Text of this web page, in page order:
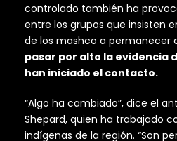
controlado también ha
entre los grupos que insisten
de los mashco a permanecer
pasar por alto la evidencia
han iniciado el contacto.
“Algo ha cambiado”, dice el
Shepard, quien ha trabajado
indígenas de la región. “Son